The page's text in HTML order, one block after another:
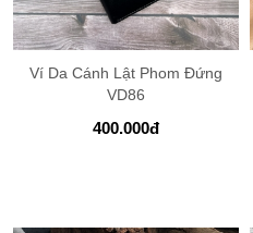
Ví Da Cánh Lật Phom Đứng
VD86
400.000đ